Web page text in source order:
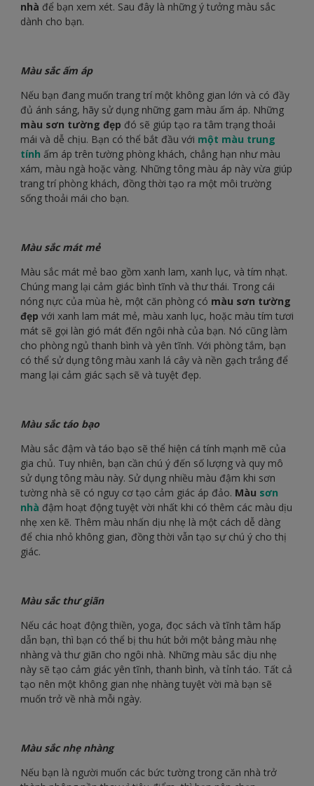
nhà để bạn xem xét. Sau đây là những ý tưởng màu sắc
dành cho bạn.
Màu sắc ấm áp
Nếu bạn đang muốn trang trí một không gian lớn và có đầy
đủ ánh sáng, hãy sử dụng những gam màu ấm áp. Những
màu sơn tường đẹp đó sẽ giúp tạo ra tâm trạng thoải
mái và dễ chịu. Bạn có thể bắt đầu với một màu trung
tính ấm áp trên tường phòng khách, chẳng hạn như màu
xám, màu ngà hoặc vàng. Những tông màu áp này vừa giúp
trang trí phòng khách, đồng thời tạo ra một môi trường
sống thoải mái cho bạn.
Màu sắc mát mẻ
Màu sắc mát mẻ bao gồm xanh lam, xanh lục, và tím nhạt.
Chúng mang lại cảm giác bình tĩnh và thư thái. Trong cái
nóng nực của mùa hè, một căn phòng có màu sơn tường
đẹp với xanh lam mát mẻ, màu xanh lục, hoặc màu tím tươi
mát sẽ gọi làn gió mát đến ngôi nhà của bạn. Nó cũng làm
cho phòng ngủ thanh bình và yên tĩnh. Với phòng tắm, bạn
có thể sử dụng tông màu xanh lá cây và nền gạch trắng để
mang lại cảm giác sạch sẽ và tuyệt đẹp.
Màu sắc táo bạo
Màu sắc đậm và táo bạo sẽ thể hiện cá tính mạnh mẽ của
gia chủ. Tuy nhiên, bạn cần chú ý đến số lượng và quy mô
sử dụng tông màu này. Sử dụng nhiều màu đậm khi sơn
tường nhà sẽ có nguy cơ tạo cảm giác áp đảo. Màu sơn
nhà đậm hoạt động tuyệt vời nhất khi có thêm các màu dịu
nhẹ xen kẽ. Thêm màu nhấn dịu nhẹ là một cách dễ dàng
để chia nhỏ không gian, đồng thời vẫn tạo sự chú ý cho thị
giác.
Màu sắc thư giãn
Nếu các hoạt động thiền, yoga, đọc sách và tĩnh tâm hấp
dẫn bạn, thì bạn có thể bị thu hút bởi một bảng màu nhẹ
nhàng và thư giãn cho ngôi nhà. Những màu sắc dịu nhẹ
này sẽ tạo cảm giác yên tĩnh, thanh bình, và tỉnh táo. Tất cả
tạo nên một không gian nhẹ nhàng tuyệt vời mà bạn sẽ
muốn trở về nhà mỗi ngày.
Màu sắc nhẹ nhàng
Nếu bạn là người muốn các bức tường trong căn nhà trở